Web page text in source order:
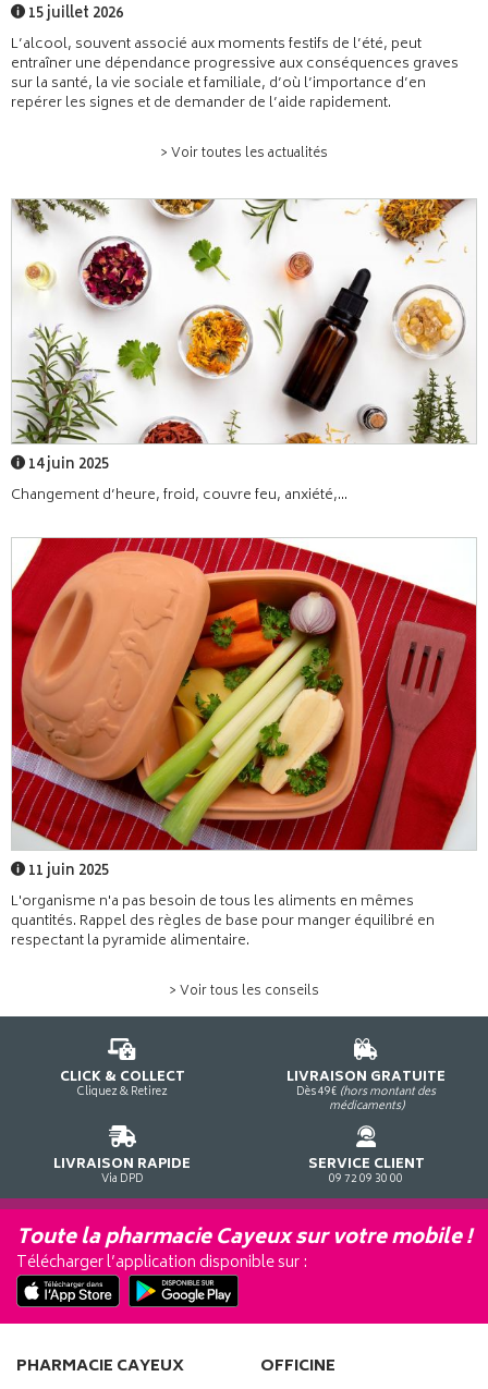
15 juillet 2026
L’alcool, souvent associé aux moments festifs de l’été, peut
entraîner une dépendance progressive aux conséquences graves
sur la santé, la vie sociale et familiale, d’où l’importance d’en
repérer les signes et de demander de l’aide rapidement.
> Voir toutes les actualités
14 juin 2025
Changement d’heure, froid, couvre feu, anxiété,...
11 juin 2025
L'organisme n'a pas besoin de tous les aliments en mêmes
quantités. Rappel des règles de base pour manger équilibré en
respectant la pyramide alimentaire.
> Voir tous les conseils
CLICK & COLLECT
Cliquez & Retirez
LIVRAISON GRATUITE
Dès 49€ (hors montant des
médicaments)
LIVRAISON RAPIDE
Via DPD
SERVICE CLIENT
09 72 09 30 00
Toute la pharmacie Cayeux sur votre mobile !
Télécharger l’application disponible sur :
PHARMACIE CAYEUX OFFICINE